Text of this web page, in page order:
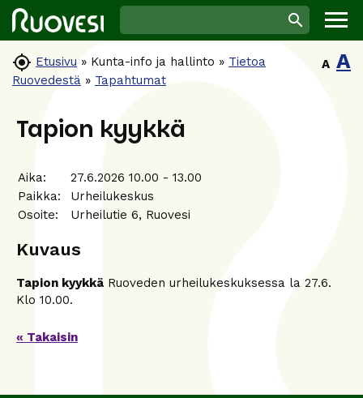
 Etusivu » Kunta-info ja hallinto » Tietoa
Ruovedestä » Tapahtumat
A A
Tapion kyykkä
Aika:
27.6.2026 10.00 - 13.00
Paikka:
Urheilukeskus
Osoite:
Urheilutie 6, Ruovesi
Kuvaus
Tapion kyykkä Ruoveden urheilukeskuksessa la 27.6.
Klo 10.00.
« Takaisin